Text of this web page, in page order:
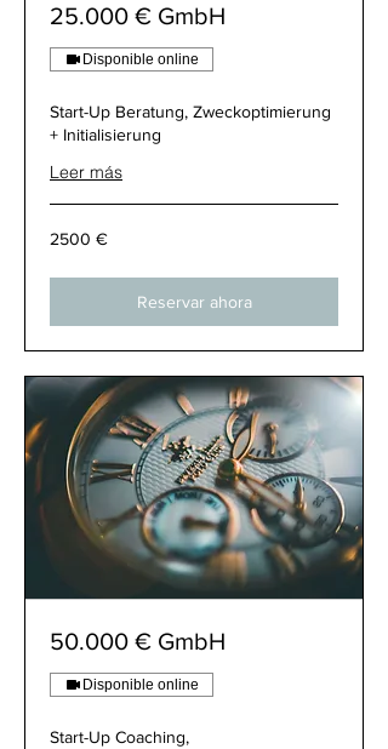
25.000 € GmbH
Disponible online
Start-Up Beratung, Zweckoptimierung
+ Initialisierung
Leer más
2500
€
2500 €
Reservar ahora
50.000 € GmbH
Disponible online
Start-Up Coaching,